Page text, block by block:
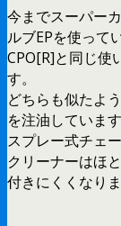
今までスーパー
ルブEPを使って
CPO[R]と同じ使
す。
どちらも似たよ
を注油しています
スプレー式チェ
クリーナーはほ
付きにくくなりま